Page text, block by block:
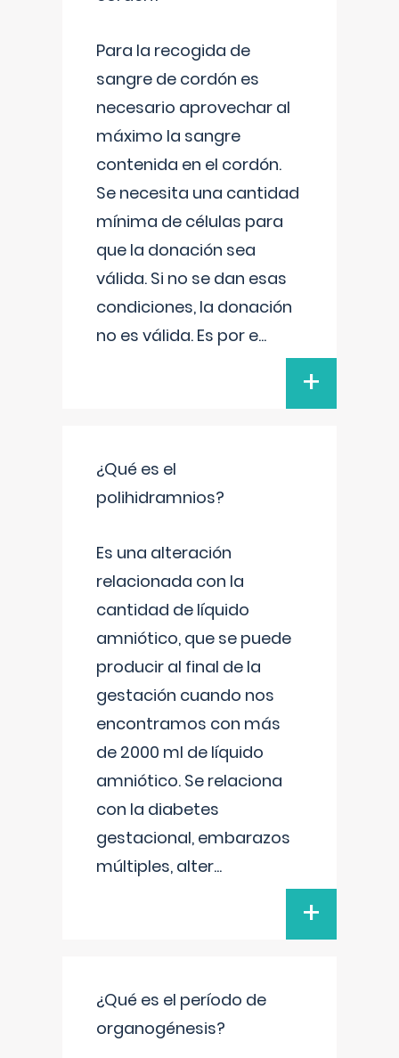
Para la recogida de
sangre de cordón es
necesario aprovechar al
máximo la sangre
contenida en el cordón.
Se necesita una cantidad
mínima de células para
que la donación sea
válida. Si no se dan esas
condiciones, la donación
no es válida. Es por e...
+
¿Qué es el
polihidramnios?
Es una alteración
relacionada con la
cantidad de líquido
amniótico, que se puede
producir al final de la
gestación cuando nos
encontramos con más
de 2000 ml de líquido
amniótico. Se relaciona
con la diabetes
gestacional, embarazos
múltiples, alter...
+
¿Qué es el período de
organogénesis?